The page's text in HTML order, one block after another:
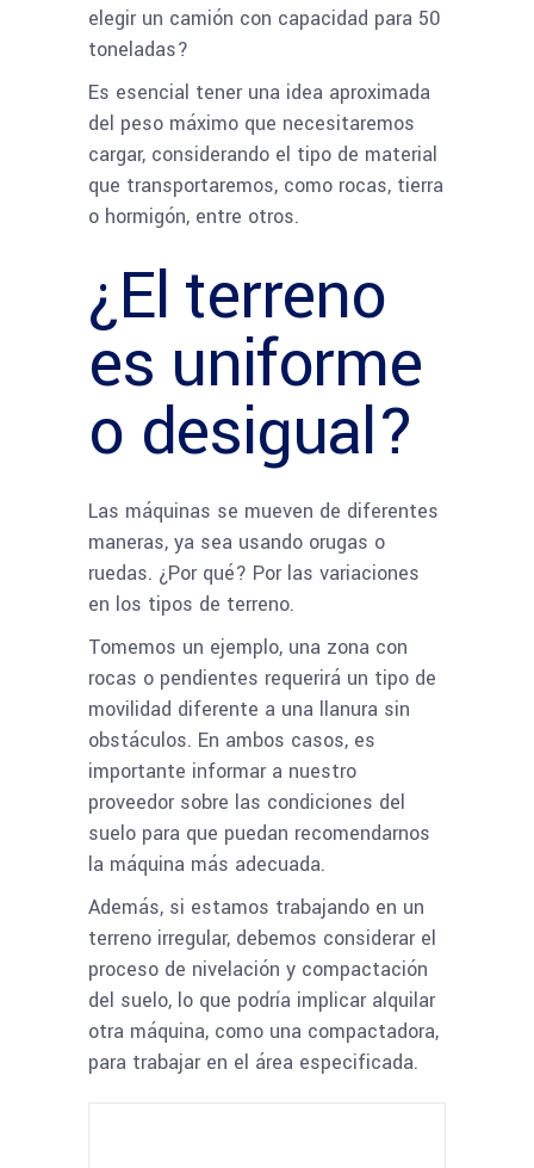
elegir un camión con capacidad para 50
toneladas?
Es esencial tener una idea aproximada
del peso máximo que necesitaremos
cargar, considerando el tipo de material
que transportaremos, como rocas, tierra
o hormigón, entre otros.
¿El terreno
es uniforme
o desigual?
Las máquinas se mueven de diferentes
maneras, ya sea usando orugas o
ruedas. ¿Por qué? Por las variaciones
en los tipos de terreno.
Tomemos un ejemplo, una zona con
rocas o pendientes requerirá un tipo de
movilidad diferente a una llanura sin
obstáculos. En ambos casos, es
importante informar a nuestro
proveedor sobre las condiciones del
suelo para que puedan recomendarnos
la máquina más adecuada.
Además, si estamos trabajando en un
terreno irregular, debemos considerar el
proceso de nivelación y compactación
del suelo, lo que podría implicar alquilar
otra máquina, como una compactadora,
para trabajar en el área especificada.